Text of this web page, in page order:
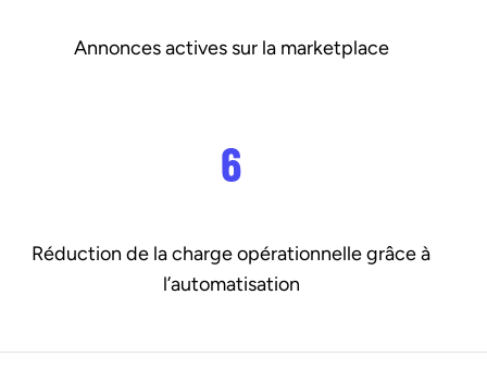
Annonces actives sur la marketplace
6
Réduction de la charge opérationnelle grâce à
l’automatisation